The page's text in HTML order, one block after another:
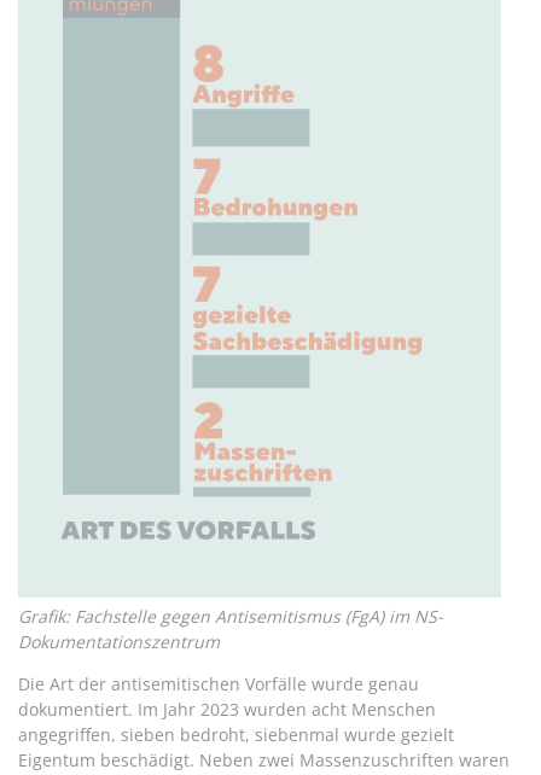
Grafik: Fachstelle gegen Antisemitismus (FgA) im NS-
Dokumentationszentrum
Die Art der antisemitischen Vorfälle wurde genau
dokumentiert. Im Jahr 2023 wurden acht Menschen
angegriffen, sieben bedroht, siebenmal wurde gezielt
Eigentum beschädigt. Neben zwei Massenzuschriften waren